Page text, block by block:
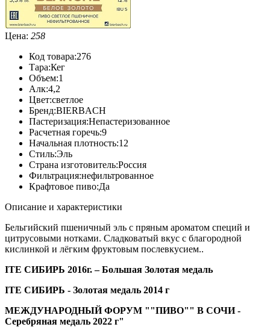
Цена: 258
Код товара:276
Тара:Кег
Объем:1
Алк:4,2
Цвет:cветлое
Бренд:BIERBACH
Пастеризация:Непастеризованное
Расчетная горечь:9
Начальная плотность:12
Стиль:Эль
Страна изготовитель:Россия
Фильтрация:нефильтрованное
Крафтовое пиво:Да
Описание и характеристики
Бельгийский пшеничный эль с пряным ароматом специй и
цитрусовыми нотками. Сладковатый вкус с благородной
кислинкой и лёгким фруктовым послевкусием..
ITE СИБИРЬ 2016г. – Большая Золотая медаль
ITE СИБИРЬ - Золотая медаль 2014 г
МЕЖДУНАРОДНЫЙ ФОРУМ ""ПИВО"" В СОЧИ -
Серебряная медаль 2022 г"